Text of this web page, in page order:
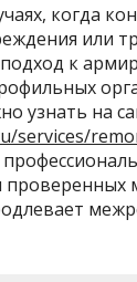
когда
или
к
узнать на
services/
проверенных